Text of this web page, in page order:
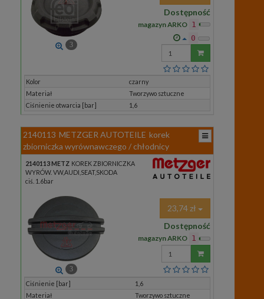
3
Dostępność
magazyn ARKO 1
0
Wprowadź
ilość
Kolor
czarny
Materiał
Tworzywo sztuczne
Ciśnienie otwarcia [bar]
1,6
2140113 METZGER AUTOTEILE korek
zbiorniczka wyrównawczego / chłodnicy
2140113 METZ KOREK ZBIORNICZKA
WYRÓW. VW,AUDI,SEAT,SKODA
ciś. 1.6bar
3
23,74 zł
Dostępność
magazyn ARKO 1
Wprowadź
ilość
Ciśnienie [bar]
1,6
Materiał
Tworzywo sztuczne